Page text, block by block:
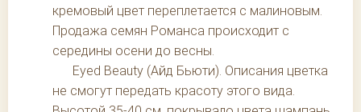
кремовый цвет переплетается с малиновым.
Продажа семян Романса происходит с
середины осени до весны.
Eyed Beauty (Айд Бьюти). Описания цветка
не смогут передать красоту этого вида.